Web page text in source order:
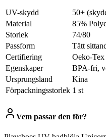
UV-skydd
50+
Material
85%
Storlek
74/80
Passform
Tätt
Certifiering
Oeko-Tex
Egenskaper
BPA-fri,
Ursprungsland
Kina
Förpackningsstorlek 1 st
Vem passar den för?